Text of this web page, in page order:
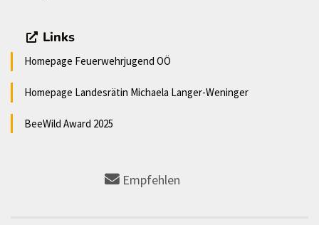
Links
Homepage Feuerwehrjugend OÖ
Homepage Landesrätin Michaela Langer-Weninger
BeeWild Award 2025
Empfehlen